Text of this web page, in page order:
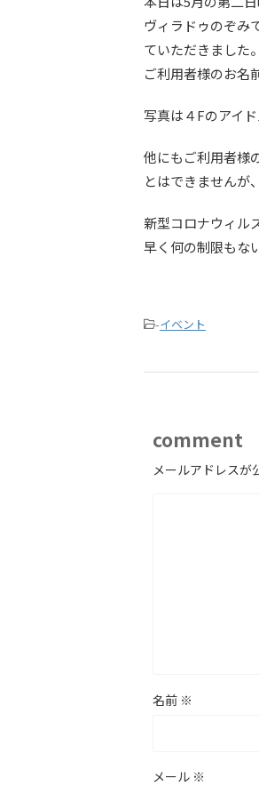
ヴィラドゥのぞみ
ていただきました
ご利用者様のお名
写真は４Fのアイ
他にもご利用者様
とはできませんが
新型コロナウィル
早く何の制限もな
-イベント
comment
メールアドレスが
名前 ※
メール ※